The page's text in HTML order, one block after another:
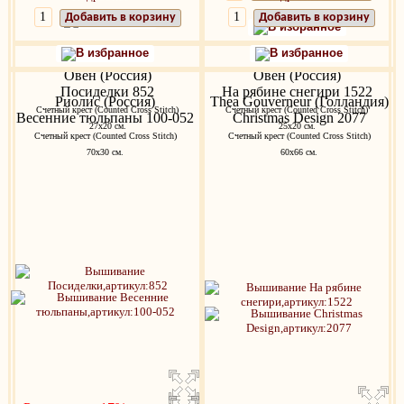
В избранное
В избранное
Овен (Россия)
Посиделки 852
Счетный крест (Counted Cross Stitch)
27х20 см.
Овен (Россия)
На рябине снегири 1522
Счетный крест (Counted Cross Stitch)
25х20 см.
Добавить в корзину
В избранное
Добавить в корзину
В избранное
Риолис (Россия)
Весенние тюльпаны 100-052
Счетный крест (Counted Cross Stitch)
70х30 см.
Thea Gouverneur (Голландия)
Christmas Design 2077
Счетный крест (Counted Cross Stitch)
60х66 см.